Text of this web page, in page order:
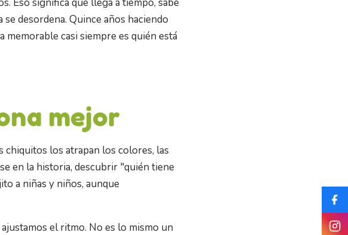
desordena. Quince años haciendo
casi siempre es quién está
mejor
chiquitos los atrapan los colores, las
en la historia, descubrir "quién tiene
a niñas y niños, aunque
el ritmo. No es lo mismo un